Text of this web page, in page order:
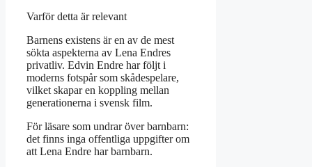
Varför detta är relevant
Barnens existens är en av de mest
sökta aspekterna av Lena Endres
privatliv. Edvin Endre har följt i
moderns fotspår som skådespelare,
vilket skapar en koppling mellan
generationerna i svensk film.
För läsare som undrar över barnbarn:
det finns inga offentliga uppgifter om
att Lena Endre har barnbarn.